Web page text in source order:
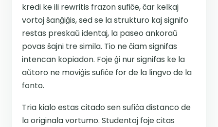
kredi ke ili rewritis frazon sufiĉe, ĉar kelkaj
vortoj ŝanĝiĝis, sed se la strukturo kaj signifo
restas preskaŭ identaj, la paseo ankoraŭ
povas ŝajni tre simila. Tio ne ĉiam signifas
intencan kopiadon. Foje ĝi nur signifas ke la
aŭtoro ne moviĝis sufiĉe for de la lingvo de la
fonto.
Tria kialo estas citado sen sufiĉa distanco de
la originala vortumo. Studentoj foje citas